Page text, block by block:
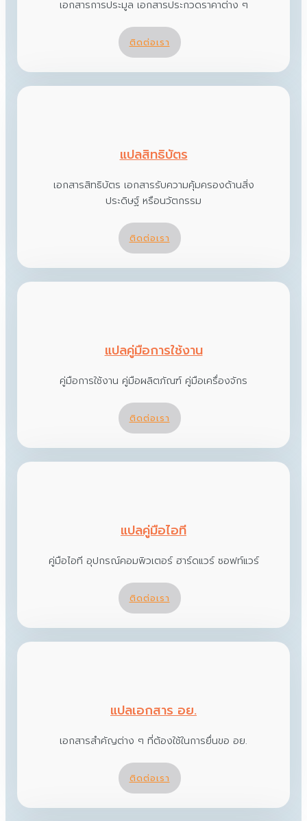
เอกสารการประมูล เอกสารประกวดราคาต่าง ๆ
ติดต่อเรา
แปลสิทธิบัตร
เอกสารสิทธิบัตร เอกสารรับความคุ้มครองด้านสิ่ง
ประดิษฐ์ หรือนวัตกรรม
ติดต่อเรา
แปลคู่มือการใช้งาน
คู่มือการใช้งาน คู่มือผลิตภัณฑ์ คู่มือเครื่องจักร
ติดต่อเรา
แปลคู่มือไอที
คู่มือไอที อุปกรณ์คอมพิวเตอร์ ฮาร์ดแวร์ ซอฟท์แวร์
ติดต่อเรา
แปลเอกสาร อย.
เอกสารสำคัญต่าง ๆ ที่ต้องใช้ในการยื่นขอ อย.
ติดต่อเรา